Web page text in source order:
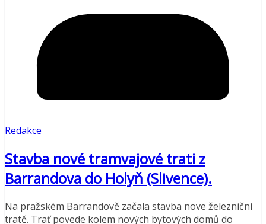
Redakce
Stavba nové tramvajové trati z
Barrandova do Holyň (Slivence).
Na pražském Barrandově začala stavba nove železniční
tratě. Trať povede kolem nových bytových domů do